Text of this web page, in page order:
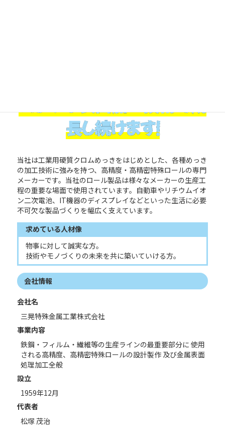
長し続けます！
当社は工業用硬質クロムめっきをはじめとした、各種めっき
の加工技術に強みを持つ、高精度・高精密特殊ロールの専門
メーカーです。当社のロール製品は様々なメーカーの生産工
程の重要な場面で使用されています。自動車やリチウムイオ
ン二次電池、IT機器のディスプレイなどといった生活に必要
不可欠な製品づくりを幅広く支えています。
求めている人材像
物事に対して誠実な方。
技術やモノづくりの未来を共に築いていける方。
会社情報
会社名
三晃特殊金属工業株式会社
事業内容
鉄鋼・フィルム・繊維等の生産ラインの最重要部分に 使用
される高精度、高精密特殊ロールの設計製作 及び金属表面
処理加工全般
設立
1959年12月
代表者
松塚 茂治